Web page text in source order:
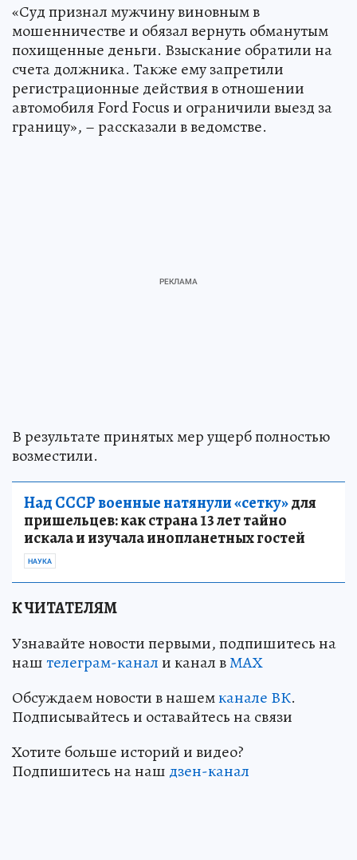
«Суд признал мужчину виновным в
мошенничестве и обязал вернуть обманутым
похищенные деньги. Взыскание обратили на
счета должника. Также ему запретили
регистрационные действия в отношении
автомобиля Ford Focus и ограничили выезд за
границу», – рассказали в ведомстве.
В результате принятых мер ущерб полностью
возместили.
Над СССР военные натянули «сетку»для
пришельцев: как страна 13 лет тайно
искала и изучала инопланетных гостей
НАУКА
К ЧИТАТЕЛЯМ
Узнавайте новости первыми, подпишитесь на
наштелеграм-канали канал вМАХ
Обсуждаем новости в нашемканале ВК.
Подписывайтесь и оставайтесь на связи
Хотите больше историй и видео?
Подпишитесь на наш дзен-канал